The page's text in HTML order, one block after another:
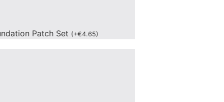
Patch Set (+€4.65)